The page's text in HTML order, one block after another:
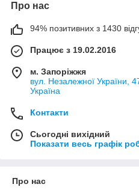
Про нас
94% позитивних з 1430
Працює з 19.02.2016
м. Запоріжжя
вул. Незалежної України,
Україна
Контакти
Сьогодні вихідний
Показати весь графік
Про нас